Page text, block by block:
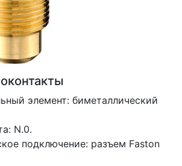
элемент: биметаллический
N.0.
подключение: разъем Faston